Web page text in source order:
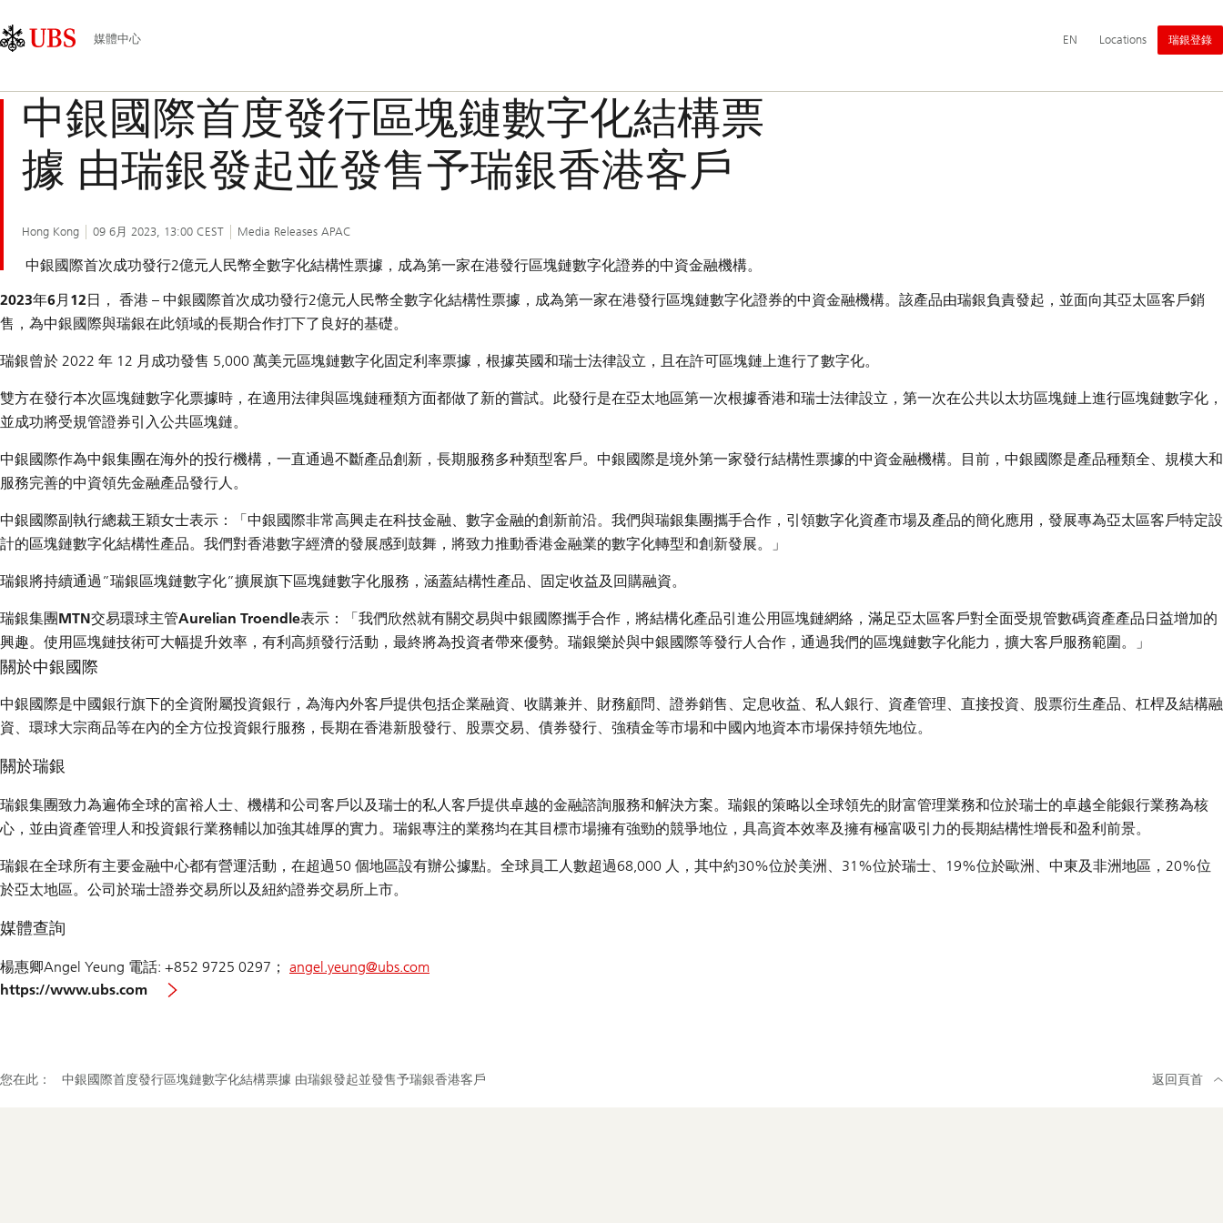
Area
導
航
媒體中心
導Switch
English
EN Locations 瑞銀登錄
中銀國際首度發行區塊鏈數字化結構票
據 由瑞銀發起並發售予瑞銀香港客戶
Hong Kong 09 6月 2023, 13:00 CEST Media Releases APAC
中銀國際首次成功發行2億元人民幣全數字化結構性票據，成為第一家在港發行區塊鏈數字化證券的中資金融機構。
2023年6月12日， 香港 – 中銀國際首次成功發行2億元人民幣全數字化結構性票據，成為第一家在港發行區塊鏈數字化證券的中資金融機構。該產品由瑞銀負責發起，並面向其亞太區客戶銷
售，為中銀國際與瑞銀在此領域的長期合作打下了良好的基礎。
瑞銀曾於 2022 年 12 月成功發售 5,000 萬美元區塊鏈數字化固定利率票據，根據英國和瑞士法律設立，且在許可區塊鏈上進行了數字化。
雙方在發行本次區塊鏈數字化票據時，在適用法律與區塊鏈種類方面都做了新的嘗試。此發行是在亞太地區第一次根據香港和瑞士法律設立，第一次在公共以太坊區塊鏈上進行區塊鏈數字化，
並成功將受規管證券引入公共區塊鏈。
中銀國際作為中銀集團在海外的投行機構，一直通過不斷產品創新，長期服務多种類型客戶。中銀國際是境外第一家發行結構性票據的中資金融機構。目前，中銀國際是產品種類全、規模大和
服務完善的中資領先金融產品發行人。
中銀國際副執行總裁王穎女士表示：「中銀國際非常高興走在科技金融、數字金融的創新前沿。我們與瑞銀集團攜手合作，引領數字化資產市場及產品的簡化應用，發展專為亞太區客戶特定設
計的區塊鏈數字化結構性產品。我們對香港數字經濟的發展感到鼓舞，將致力推動香港金融業的數字化轉型和創新發展。」
瑞銀將持續通過”瑞銀區塊鏈數字化”擴展旗下區塊鏈數字化服務，涵蓋結構性產品、固定收益及回購融資。
瑞銀集團MTN交易環球主管Aurelian Troendle表示：「我們欣然就有關交易與中銀國際攜手合作，將結構化產品引進公用區塊鏈網絡，滿足亞太區客戶對全面受規管數碼資產產品日益增加的
興趣。使用區塊鏈技術可大幅提升效率，有利高頻發行活動，最終將為投資者帶來優勢。瑞銀樂於與中銀國際等發行人合作，通過我們的區塊鏈數字化能力，擴大客戶服務範圍。」
關於中銀國際
中銀國際是中國銀行旗下的全資附屬投資銀行，為海內外客戶提供包括企業融資、收購兼并、財務顧問、證券銷售、定息收益、私人銀行、資產管理、直接投資、股票衍生產品、杠桿及結構融
資、環球大宗商品等在內的全方位投資銀行服務，長期在香港新股發行、股票交易、債券發行、強積金等市場和中國內地資本市場保持領先地位。
關於瑞銀
瑞銀集團致力為遍佈全球的富裕人士、機構和公司客戶以及瑞士的私人客戶提供卓越的金融諮詢服務和解決方案。瑞銀的策略以全球領先的財富管理業務和位於瑞士的卓越全能銀行業務為核
心，並由資產管理人和投資銀行業務輔以加強其雄厚的實力。瑞銀專注的業務均在其目標市場擁有強勁的競爭地位，具高資本效率及擁有極富吸引力的長期結構性增長和盈利前景。
瑞銀在全球所有主要金融中心都有營運活動，在超過50 個地區設有辦公據點。全球員工人數超過68,000 人，其中約30%位於美洲、31%位於瑞士、19%位於歐洲、中東及非洲地區，20%位
於亞太地區。公司於瑞士證券交易所以及紐約證券交易所上市。
媒體查詢
楊惠卿Angel Yeung 電話: +852 9725 0297； angel.yeung@ubs.com
https://www.ubs.com
您在此： 中銀國際首度發行區塊鏈數字化結構票據 由瑞銀發起並發售予瑞銀香港客戶 返回頁首